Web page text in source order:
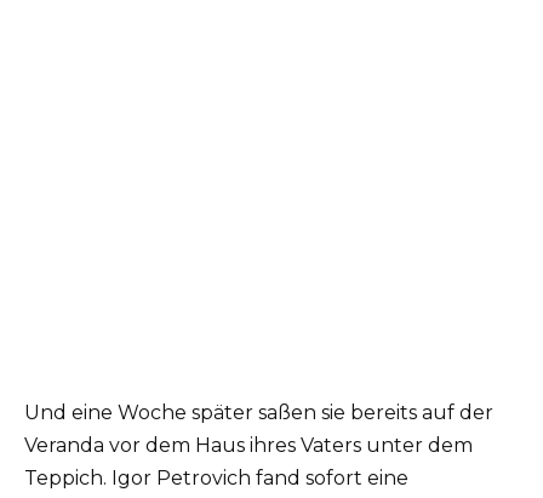
Und eine Woche später saßen sie bereits auf der
Veranda vor dem Haus ihres Vaters unter dem
Teppich. Igor Petrovich fand sofort eine